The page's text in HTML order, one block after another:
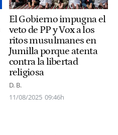
El Gobierno impugna el
veto de PP y Vox a los
ritos musulmanes en
Jumilla porque atenta
contra la libertad
religiosa
D. B.
11/08/2025 09:46h